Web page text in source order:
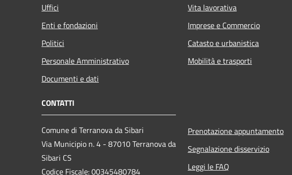
Uffici
Enti e fondazioni
Politici
Personale Amministrativo
Documenti e dati
Vita lavorativa
Imprese e Commercio
Catasto e urbanistica
Mobilità e trasporti
CONTATTI
Comune di Terranova da Sibari
Via Municipio n. 4 - 87010 Terranova da
Sibari CS
Codice Fiscale: 00345480784
Prenotazione appuntamento
Segnalazione disservizio
Leggi le FAQ